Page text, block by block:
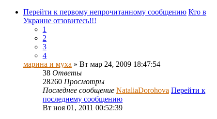
Перейти к первому непрочитанному сообщению Кто в
Украине отзовитесь!!!
1
2
3
4
марина и муха » Вт мар 24, 2009 18:47:54
38 Ответы
28260 Просмотры
Последнее сообщение NataliaDorohova Перейти к
последнему сообщению
Вт ноя 01, 2011 00:52:39